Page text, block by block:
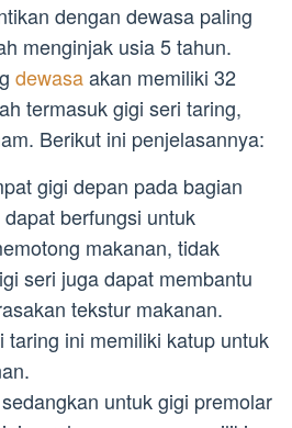
dengan dewasa paling
menginjak usia 5 tahun.
dewasaakan memiliki 32
termasuk gigi seri taring,
Berikut ini penjelasannya:
gigi depan pada bagian
berfungsi untuk
makanan, tidak
seri juga dapat membantu
tekstur makanan.
taring ini memiliki katup untuk
untuk gigi premolar